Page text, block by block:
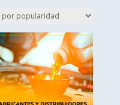
popularity